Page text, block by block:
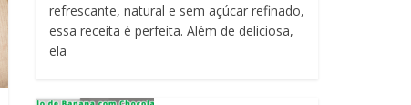
refrescante, natural e sem açúcar refinado,
essa receita é perfeita. Além de deliciosa,
ela